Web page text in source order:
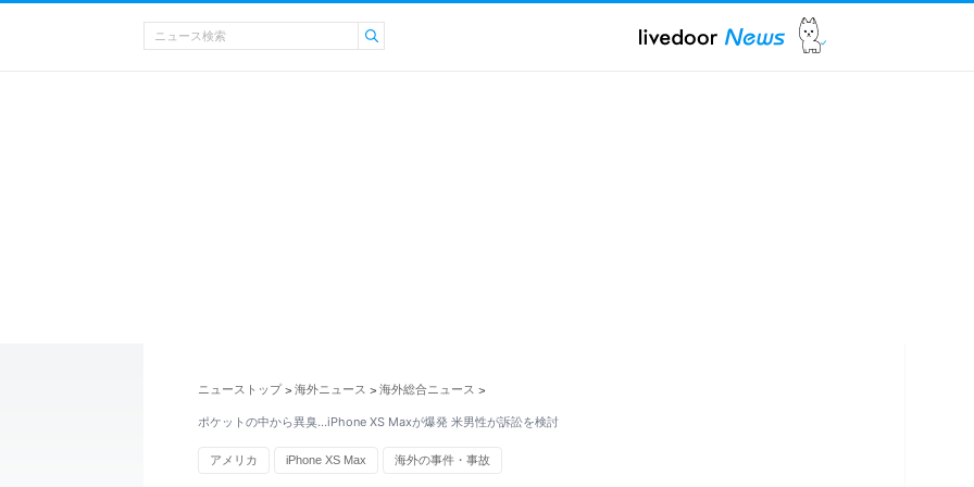
ニューストップ > 海外ニュース > 海外総合ニュース >
ポケットの中から異臭…iPhone XS Maxが爆発 米男性が訴訟を検討
アメリカ iPhone XS Max 海外の事件・事故